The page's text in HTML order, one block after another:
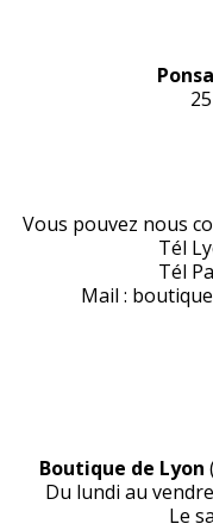
Vous pouvez nous
Tél
Tél
Mail :
Boutique de Lyon
Du lundi au
Le